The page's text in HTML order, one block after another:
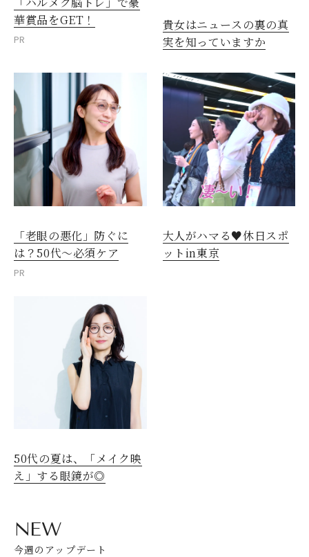
華賞品をGET！
PR
貴女はニュースの裏の真
実を知っていますか
「老眼の悪化」防ぐに
は？50代～必須ケア
PR
大人がハマる♥休日スポ
ットin東京
50代の夏は、「メイク映
え」する眼鏡が◎
NEW
今週のアップデート